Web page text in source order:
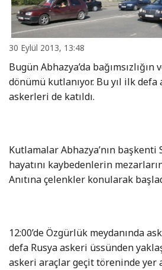
30 Eylül 2013, 13:48
Bugün Abhazya’da bağımsızlığın
dönümü kutlanıyor. Bu yıl ilk defa
askerleri de katıldı.
Kutlamalar Abhazya’nın başkenti
hayatını kaybedenlerin
Anıtına çelenkler konularak
12:00’de Özgürlük meydanında
defa Rusya askeri üssünden
askeri araçlar geçit töreninde yer